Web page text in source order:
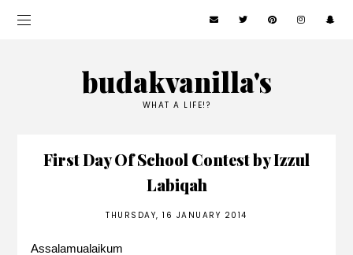
budakvanilla's
WHAT A LIFE!?
First Day Of School Contest by Izzul
Labiqah
THURSDAY, 16 JANUARY 2014
Assalamualaikum